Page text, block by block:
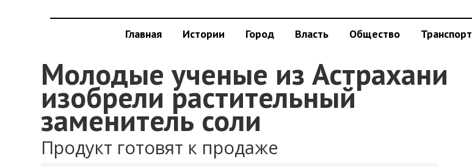
Главная Истории Город Власть Общество Транспорт
Молодые ученые из Астрахани
изобрели растительный
заменитель соли
Продукт готовят к продаже